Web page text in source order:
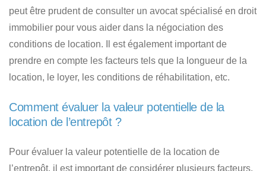
peut être prudent de consulter un avocat spécialisé en droit
immobilier pour vous aider dans la négociation des
conditions de location. Il est également important de
prendre en compte les facteurs tels que la longueur de la
location, le loyer, les conditions de réhabilitation, etc.
Comment évaluer la valeur potentielle de la
location de l’entrepôt ?
Pour évaluer la valeur potentielle de la location de
l’entrepôt, il est important de considérer plusieurs facteurs,